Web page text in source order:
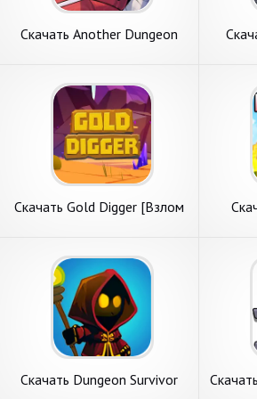
Скачать Another Dungeon
Скачать Gold Digger [Взлом
Скачать Dungeon Survivor